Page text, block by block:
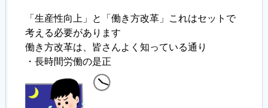
求人情報検索
各種セミナー
履歴書ジェネレーター
「生産性向上」と「働き方改革」これはセットで
考える必要があります
働き方改革は、皆さんよく知っている通り
・長時間労働の是正